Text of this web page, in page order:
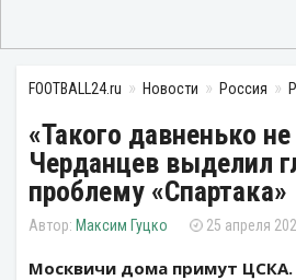
FOOTBALL24.ru Новости Россия
«Такого давненько
Черданцев выделил
проблему «Спартака»
Максим Гуцко 25 апреля
Москвичи дома примут ЦСКА.